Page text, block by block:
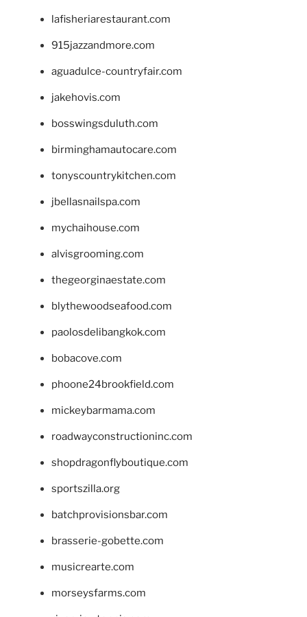
lafisheriarestaurant.com
915jazzandmore.com
aguadulce-countryfair.com
jakehovis.com
bosswingsduluth.com
birminghamautocare.com
tonyscountrykitchen.com
jbellasnailspa.com
mychaihouse.com
alvisgrooming.com
thegeorginaestate.com
blythewoodseafood.com
paolosdelibangkok.com
bobacove.com
phoone24brookfield.com
mickeybarmama.com
roadwayconstructioninc.com
shopdragonflyboutique.com
sportszilla.org
batchprovisionsbar.com
brasserie-gobette.com
musicrearte.com
morseysfarms.com